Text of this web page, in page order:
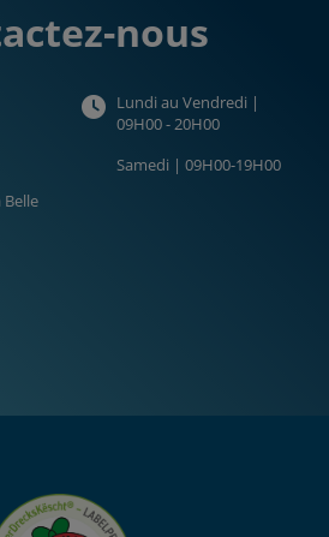
nous
Lundi au Vendredi |
09H00 - 20H00
Samedi | 09H00-19H00